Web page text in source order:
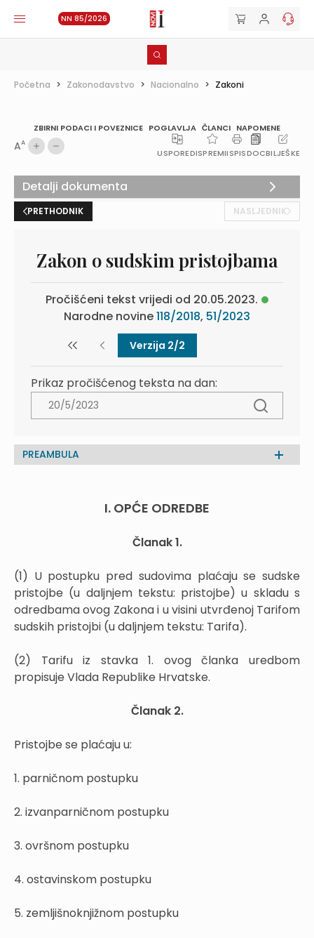
NN 85/2026
Početna > Zakonodavstvo > Nacionalno > Zakoni
ZBIRNI PODACI I POVEZNICE POGLAVLJA ČLANCI NAPOMENE
AA
USPOREDISPREMIISPISDOCBILJEŠKE
PRETHODNIK NASLJEDNIK
Zakon o sudskim pristojbama
Pročišćeni tekst vrijedi od 20.05.2023.
Narodne novine118/2018, 51/2023
Verzija 2/2
Prikaz pročišćenog teksta na dan:
PREAMBULA
I. OPĆE ODREDBE
Članak 1.
(1) U postupku pred sudovima plaćaju se sudske
pristojbe (u daljnjem tekstu: pristojbe) u skladu s
odredbama ovog Zakona i u visini utvrđenoj Tarifom
sudskih pristojbi (u daljnjem tekstu: Tarifa).
(2) Tarifu iz stavka 1. ovog članka uredbom
propisuje Vlada Republike Hrvatske.
Članak 2.
Pristojbe se plaćaju u:
1. parničnom postupku
2. izvanparničnom postupku
3. ovršnom postupku
4. ostavinskom postupku
5. zemljišnoknjižnom postupku
Detalji dokumenta